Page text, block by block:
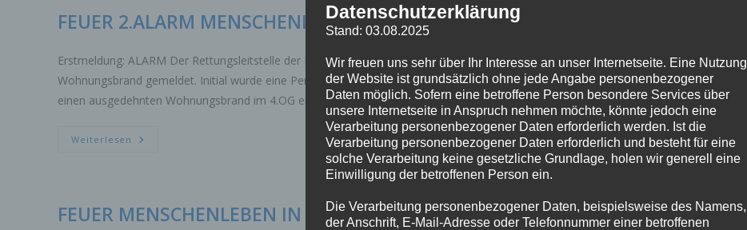
FEUER 2.ALARM MENSCHENLEBEN IN GEFAHR
Erstmeldung: ALARM Der Rettungsleitstelle der Feuerwehr Hamburg wurde in den frühen Morgenstunden ein ausgedehnter
Wohnungsbrand gemeldet. Initial wurde eine Person in der Brandwohnung vermutet. Die ersteintreffenden Einsatzkräfte fanden
einen ausgedehnten Wohnungsbrand im 4.OG eines fünf-geschossigen Gebäudes vor. Die Flammen schlugen…
Weiterlesen FEUER
FEUER MENSCHENLEBEN IN GEFAHR
Datenschutzerklärung
Stand: 03.08.2025
Wir freuen uns sehr über Ihr Interesse an unser Internetseite. Eine Nutzung
der Website ist grundsätzlich ohne jede Angabe personenbezogener
Daten möglich. Sofern eine betroffene Person besondere Services über
unsere Internetseite in Anspruch nehmen möchte, könnte jedoch eine
Verarbeitung personenbezogener Daten erforderlich werden. Ist die
Verarbeitung personenbezogener Daten erforderlich und besteht für eine
solche Verarbeitung keine gesetzliche Grundlage, holen wir generell eine
Einwilligung der betroffenen Person ein.
Die Verarbeitung personenbezogener Daten, beispielsweise des Namens,
der Anschrift, E-Mail-Adresse oder Telefonnummer einer betroffenen